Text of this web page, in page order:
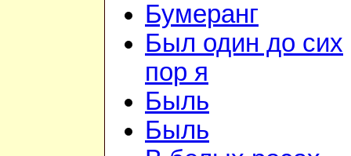
Бумеранг
Был один до сих
пор я
Быль
Быль